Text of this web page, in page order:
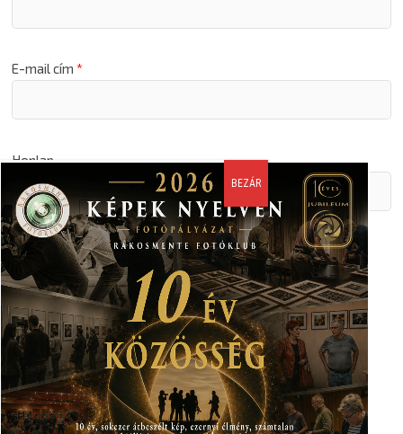
E-mail cím*
Honlap
A nevem, email címem, és weboldalcímem mentése a
böngészőben a következő hozzászólásomhoz.